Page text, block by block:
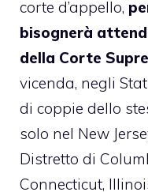
corte d’appello,
bisognerà
della Corte
vicenda, negli
di coppie dello
solo nel New
Distretto di
Connecticut,